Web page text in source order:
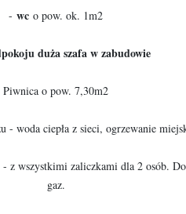
- wc o pow. ok. 1m2
duża szafa w zabudowie
Piwnica o pow. 7,30m2
- woda ciepła z sieci, ogrzewanie
- z wszystkimi zaliczkami dla 2 osób.
gaz.